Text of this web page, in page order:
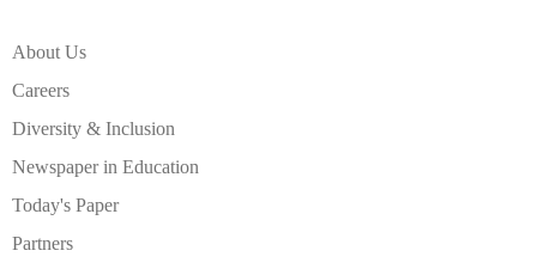
About Us
Careers
Diversity & Inclusion
Newspaper in Education
Today's Paper
Partners